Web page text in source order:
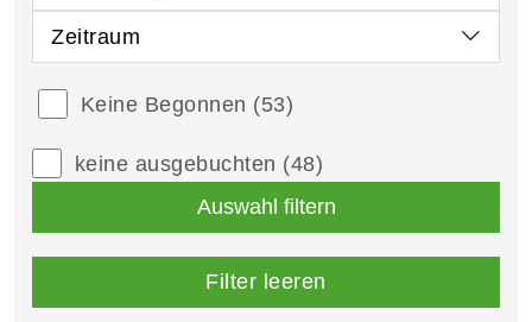
Zeitraum
Keine Begonnen (53)
keine ausgebuchten (48)
Auswahl filtern
Filter leeren